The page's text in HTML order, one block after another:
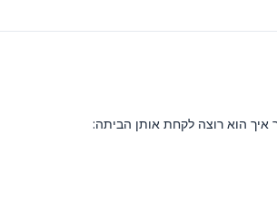
איך הוא רוצה לקחת אותן הביתה: